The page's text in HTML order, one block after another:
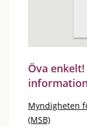
Öva
Myndigheten
(MSB)